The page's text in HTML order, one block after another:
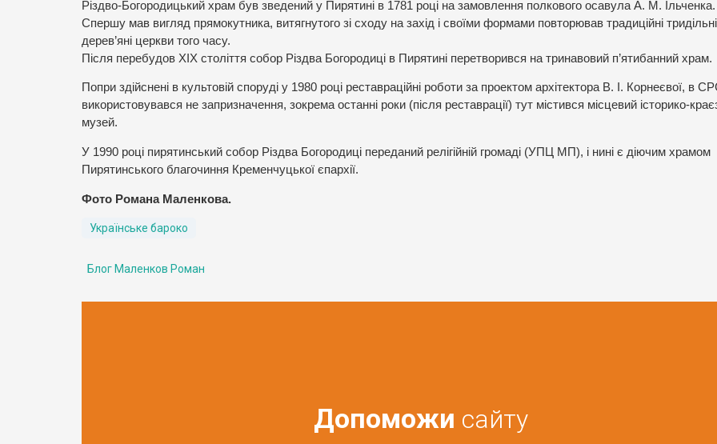
Різдво-Богородицький храм був зведений у Пирятині в 1781 році на замовлення полкового осавула А. М. Ільченка.
Спершу мав вигляд прямокутника, витягнутого зі сходу на захід і своїми формами повторював традиційні тридільні
дерев’яні церкви того часу.
Після перебудов XIX століття собор Різдва Богородиці в Пирятині перетворився на тринавовий п’ятибанний храм.
Попри здійснені в культовій споруді у 1980 році реставраційні роботи за проектом архітектора В. І. Корнеєвої, в
використовувався не запризначення, зокрема останні роки (після реставрації) тут містився місцевий історико-
музей.
У 1990 році пирятинський собор Різдва Богородиці переданий релігійній громаді (УПЦ МП), і нині є діючим храмом
Пирятинського благочиння Кременчуцької єпархії.
Фото Романа Маленкова.
Українське бароко
Блог Маленков Роман
Допоможи сайту